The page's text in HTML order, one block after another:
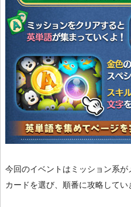
今回のイベントはミッション系が
カードを選び、順番に攻略してい